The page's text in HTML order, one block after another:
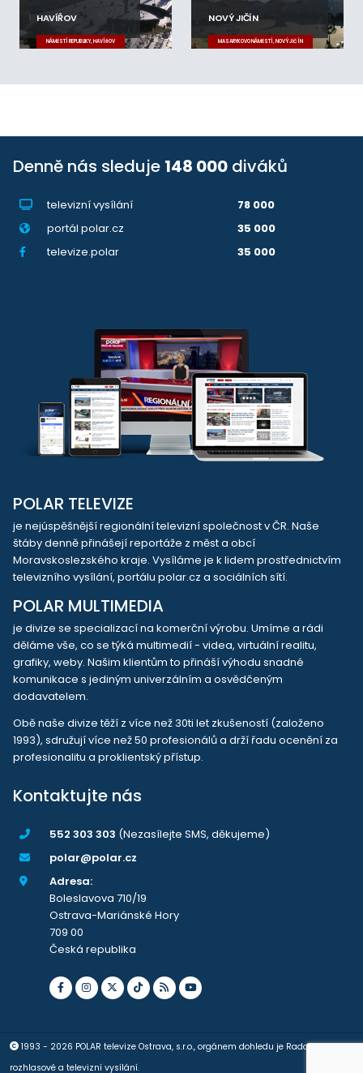
HAVÍŘOV
NÁMĚSTÍ REPUBLIKY, HAVÍŘOV
NOVÝ JIČÍN
MASARYKOVO NÁMĚSTÍ, NOVÝ JIČÍN
Denně nás sleduje 148 000 diváků
televizní vysílání
78 000
portál polar.cz
35 000
televize.polar
35 000
POLAR TELEVIZE
je nejúspěšnější regionální televizní společnost v ČR. Naše
štáby denně přinášejí reportáže z měst a obcí
Moravskoslezského kraje. Vysíláme je k lidem prostřednictvím
televizního vysílání, portálu polar.cz a sociálních sítí.
POLAR MULTIMEDIA
je divize se specializací na komerční výrobu. Umíme a rádi
děláme vše, co se týká multimedií - videa, virtuální realitu,
grafiky, weby. Našim klientům to přináší výhodu snadné
komunikace s jediným univerzálním a osvědčeným
dodavatelem.
Obě naše divize těží z více než 30ti let zkušeností (založeno
1993), sdružují více než 50 profesionálů a drží řadu ocenění za
profesionalitu a proklientský přístup.
Kontaktujte nás
552 303 303 (Nezasílejte SMS, děkujeme)
polar@polar.cz
Adresa:
Boleslavova 710/19
Ostrava-Mariánské Hory
709 00
Česká republika
1993 - 2026 POLAR televize Ostrava, s.r.o., orgánem dohledu je Rada pro
rozhlasové a televizní vysílání.